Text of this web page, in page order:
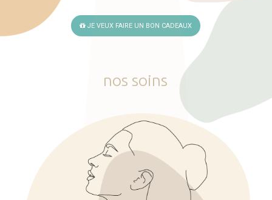
JE VEUX FAIRE UN BON CADEAUX
nos soins